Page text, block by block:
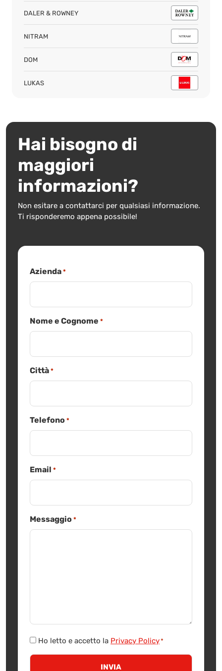
DALER & ROWNEY
NITRAM
DOM
LUKAS
Hai bisogno di
maggiori
informazioni?
Non esitare a contattarci per qualsiasi informazione.
Ti risponderemo appena possibile!
Azienda *
Nome e Cognome *
Città *
Telefono *
Email *
Messaggio *
Consenso
*
Ho letto e accetto la Privacy Policy*